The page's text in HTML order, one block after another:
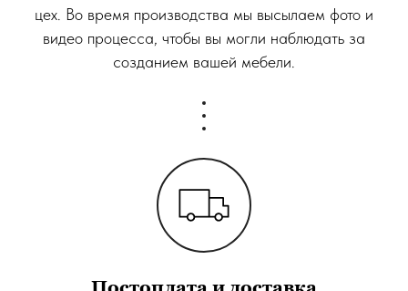
цех. Во время производства мы высылаем фото и
видео процесса, чтобы вы могли наблюдать за
созданием вашей мебели.